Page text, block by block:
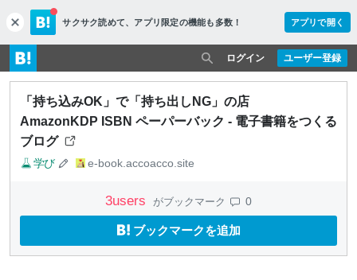
c
l
o
s
e
サクサク読めて、 アプリ限定の機能も多数！ アプリで開く
ユーザー登録
ログイン
「持ち込みOK」で「持ち出しNG」の店
AmazonKDP ISBN ペーパーバック - 電子書籍をつくる
ブログ
学び e-book.accoacco.site
3users がブックマーク 0
ブックマークを追加